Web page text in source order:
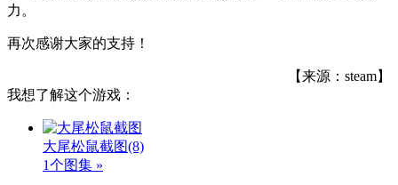
力。
再次感谢大家的支持！
【来源：steam】
我想了解这个游戏：
大尾松鼠截图(8)
1个图集 »